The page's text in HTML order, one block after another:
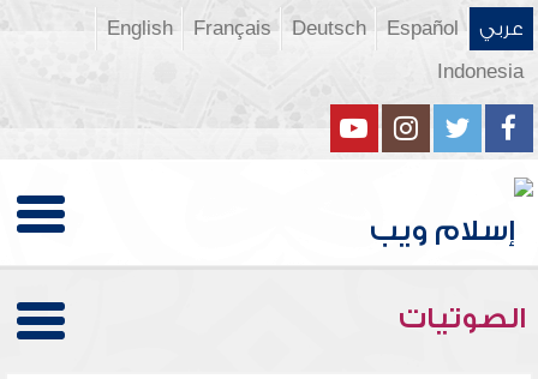
عربي Español
Deutsch
Français
English
Indonesia
الصوتيات